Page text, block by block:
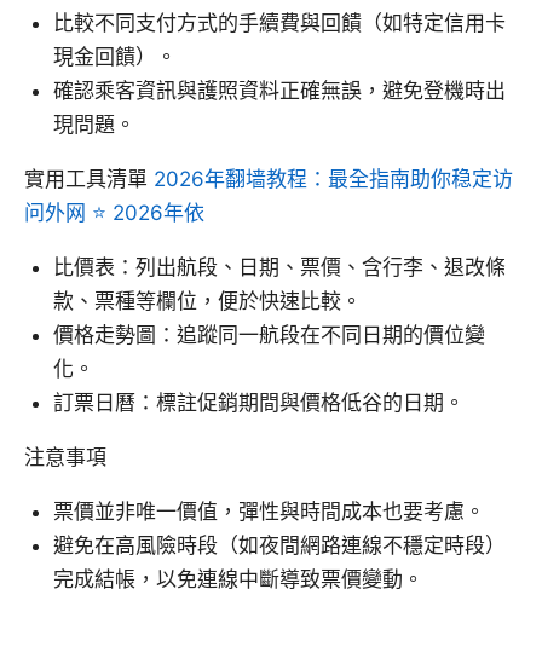
比較不同支付方式的手續費與回饋（如特定信用卡
現金回饋）。
確認乘客資訊與護照資料正確無誤，避免登機時出
現問題。
實用工具清單 2026年翻墙教程：最全指南助你稳定访
问外网 ⭐ 2026年依
比價表：列出航段、日期、票價、含行李、退改條
款、票種等欄位，便於快速比較。
價格走勢圖：追蹤同一航段在不同日期的價位變
化。
訂票日曆：標註促銷期間與價格低谷的日期。
注意事項
票價並非唯一價值，彈性與時間成本也要考慮。
避免在高風險時段（如夜間網路連線不穩定時段）
完成結帳，以免連線中斷導致票價變動。